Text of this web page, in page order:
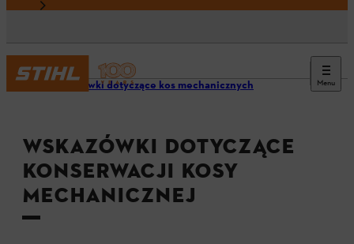
Menu
Wskazówki dotyczące kos mechanicznych
WSKAZÓWKI DOTYCZĄCE
KONSERWACJI KOSY
MECHANICZNEJ